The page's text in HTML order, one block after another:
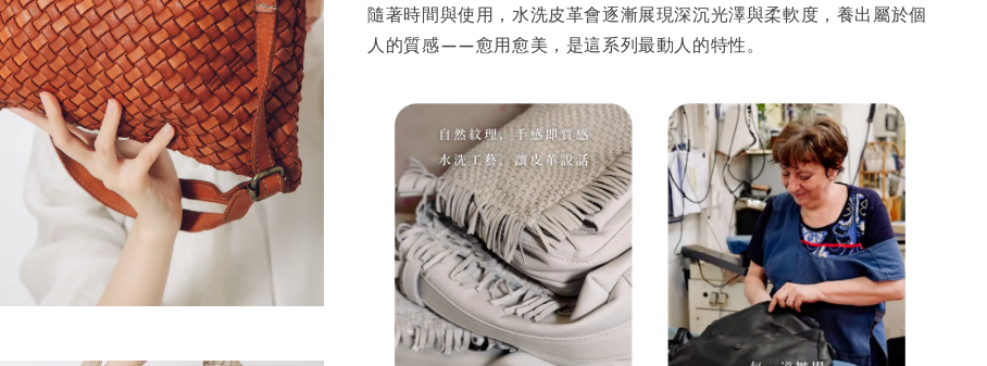
隨著時間與使用，水洗皮革會逐漸展現深沉光澤與柔軟度，養出屬於個
人的質感——愈用愈美，是這系列最動人的特性。